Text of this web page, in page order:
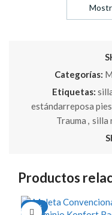
Categorías:
Etiquetas:
estándarreposa
Trauma , silla
Productos
-17%